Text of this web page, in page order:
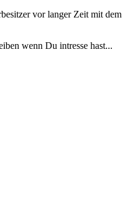
vor langer Zeit mit dem
wenn Du intresse hast...